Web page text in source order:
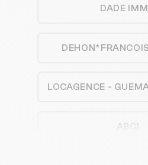
DADE
ABCI